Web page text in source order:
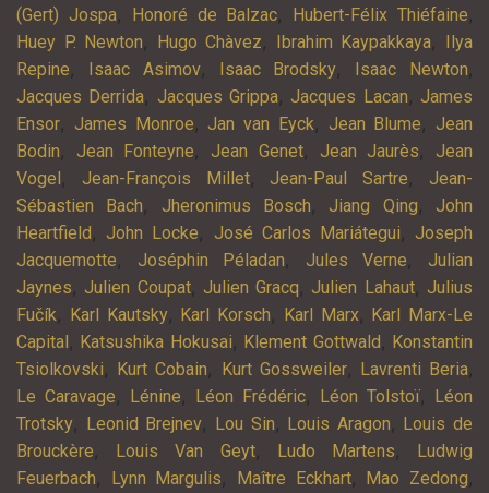
(Gert) Jospa, Honoré de Balzac, Hubert-Félix Thiéfaine,
Huey P. Newton, Hugo Chàvez, Ibrahim Kaypakkaya,
Ilya
Repine, Isaac Asimov, Isaac Brodsky, Isaac Newton,
Jacques Derrida, Jacques Grippa, Jacques Lacan, James
Ensor, James Monroe, Jan van Eyck, Jean Blume, Jean
Bodin, Jean Fonteyne, Jean Genet, Jean Jaurès, Jean
Vogel , Jean-François Millet, Jean-Paul Sartre, Jean-
Sébastien Bach, Jheronimus Bosch, Jiang Qing, John
Heartfield , John Locke, José Carlos Mariátegui, Joseph
Jacquemotte, Joséphin Péladan, Jules Verne, Julian
Jaynes, Julien Coupat, Julien Gracq, Julien Lahaut, Julius
Fučík, Karl Kautsky, Karl Korsch, Karl Marx, Karl Marx-Le
Capital , Katsushika Hokusai, Klement Gottwald , Konstantin
Tsiolkovski, Kurt Cobain, Kurt Gossweiler, Lavrenti Beria,
Le Caravage, Lénine, Léon Frédéric, Léon Tolstoï,
Léon
Trotsky, Leonid Brejnev, Lou Sin, Louis Aragon, Louis de
Brouckère, Louis Van Geyt, Ludo Martens,
Ludwig
Feuerbach, Lynn Margulis, Maître Eckhart, Mao Zedong,